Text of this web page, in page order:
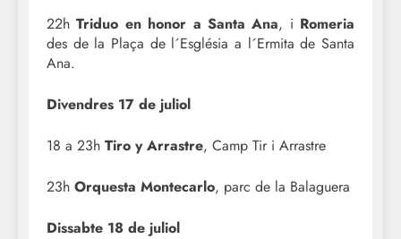
22hTriduo en honor a Santa Ana, i Romeria
des de la Plaça de l´Església a l´Ermita de Santa
Ana.
Divendres 17 de juliol
18 a 23h Tiro y Arrastre, Camp Tir i Arrastre
23h Orquesta Montecarlo, parc de la Balaguera
Dissabte 18 de juliol